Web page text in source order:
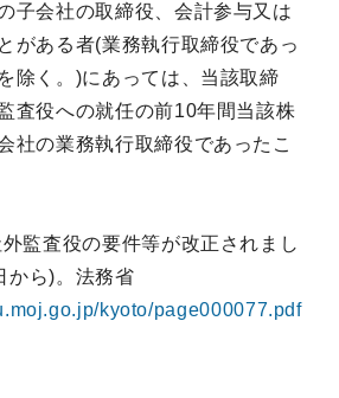
子会社の取締役、会計参与又は
がある者(業務執行取締役であっ
除く。)にあっては、当該取締
査役への就任の前10年間当該株
社の業務執行取締役であったこ
監査役の要件等が改正されまし
から)。法務省
kyoto/page000077.pdf